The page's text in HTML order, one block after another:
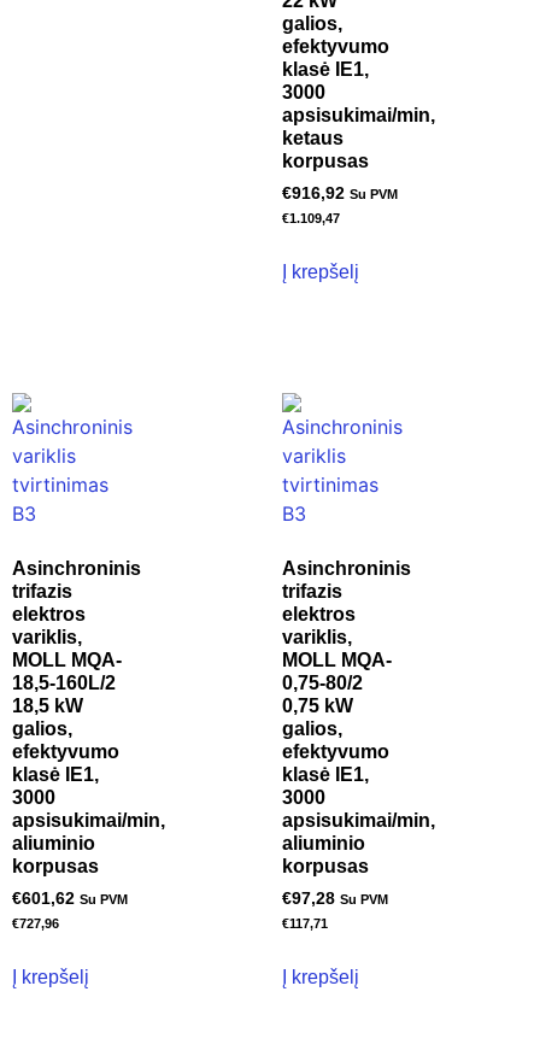
galios,
efektyvumo
klasė IE1,
3000
apsisukimai/min,
ketaus
korpusas
€916,92 Su PVM
€1.109,47
Į krepšelį
Asinchroninis
trifazis
elektros
variklis,
MOLL MQA-
18,5-160L/2
18,5 kW
galios,
efektyvumo
klasė IE1,
3000
apsisukimai/min,
aliuminio
korpusas
€601,62 Su PVM
€727,96
Į krepšelį
Asinchroninis
trifazis
elektros
variklis,
MOLL MQA-
0,75-80/2
0,75 kW
galios,
efektyvumo
klasė IE1,
3000
apsisukimai/min,
aliuminio
korpusas
€97,28 Su PVM
€117,71
Į krepšelį